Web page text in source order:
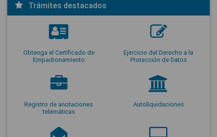
Trámites destacados
Obtenga el Certificado de
Empadronamiento
Ejercicio del Derecho a la
Protección de Datos
Registro de anotaciones
telemáticas
Autoliquidaciones